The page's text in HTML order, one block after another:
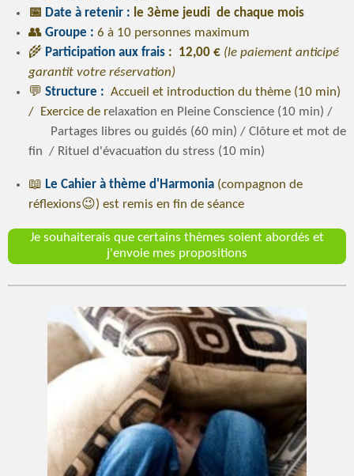
📅 Date à retenir : le 3ème jeudi de chaque mois
👥 Groupe : 6 à 10 personnes maximum
🌾 Participation aux frais : 12,00 € (le paiement anticipé
garantit votre réservation)
💬 Structure : Accueil et introduction du thème (10 min)
/ Exercice de relaxation en Pleine Conscience (10 min) /
Partages libres ou guidés (60 min) / Clôture et mot de
fin / Rituel d'évacuation du stress (10 min)
📖 Le Cahier à thème d'Harmonia (compagnon de
réflexions😉) est remis en fin de séance
Je souhaiterais que certains thèmes soient abordés et
j'envoie mes propositions